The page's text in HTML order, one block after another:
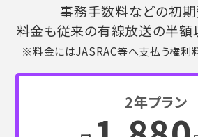
事務手数料などの初期
料金も従来の有線放送の半額
※料金にはJASRAC等へ支払う権利
2年プラン